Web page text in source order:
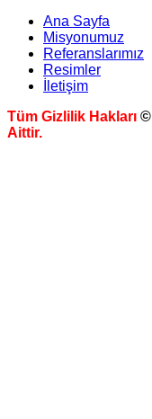
Ana Sayfa
Misyonumuz
Referanslarımız
Resimler
İletişim
Tüm Gizlilik Hakları ©
Aittir.